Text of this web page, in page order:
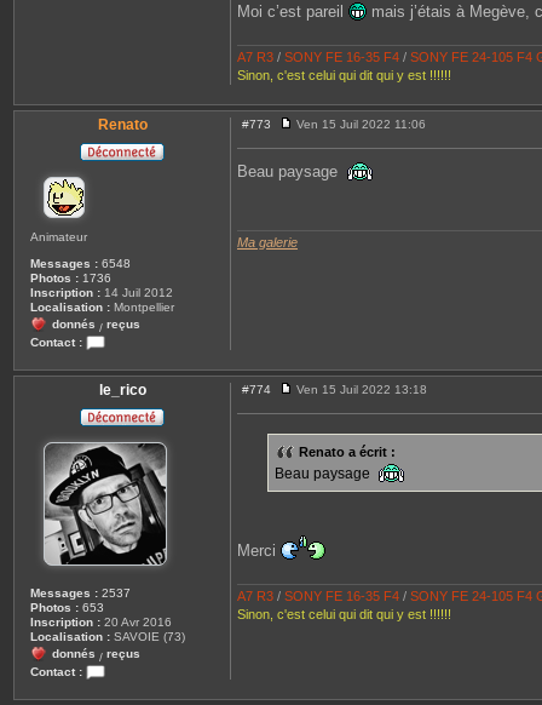
o
Moi c’est pareil mais j’étais à Megève,
A7 R3 / SONY FE 16-35 F4 / SONY FE 24-105 F4
Sinon, c'est celui qui dit qui y est !!!!!!
Renato
Animateur
Messages : 6548
Photos : 1736
Inscription : 14 Juil 2012
Localisation : Montpellier
donnés / reçus
Contact :
o
n
a
c
t
r
R
e
a
t
#773
e
s
Ven 15 Juil 2022 11:06
Beau paysage
Ma galerie
le_rico
Messages : 2537
Photos : 653
Inscription : 20 Avr 2016
Localisation : SAVOIE (73)
donnés / reçus
Contact :
o
#774
e
a
g
Ven 15 Juil 2022 13:18
Renato a écrit :
Beau paysage
Merci
A7 R3 / SONY FE 16-35 F4 / SONY FE 24-105 F4
Sinon, c'est celui qui dit qui y est !!!!!!